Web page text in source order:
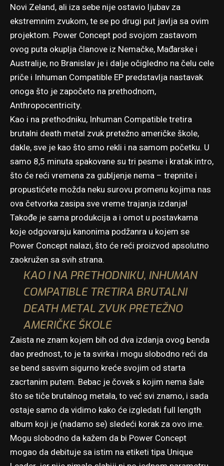
Novi Zeland, ali iza sebe nije ostavio ljubav za
ekstremnim zvukom, te se po drugi put javlja sa ovim
projektom. Power Concept pod svojom zastavom
ovog puta okuplja članove iz Nemačke, Mađarske i
Australije, no Branislav je i dalje očigledno na čelu cele
priče i Inhuman Compatible EP predstavlja nastavak
onoga što je započeto na prethodnom,
Anthropocentricity.
Kao i na prethodniku, Inhuman Compatible tretira
brutalni death metal zvuk pretežno američke škole,
dakle, sve je kao što smo rekli i na samom početku. U
samo 8,5 minuta spakovane su tri pesme i kratak intro,
što će reći vremena za gubljenje nema – trepnite i
propustićete možda neku surovu promenu kojima nas
ova četvorka zasipa sve vreme trajanja izdanja!
Takođe je sama produkcija a i omot u postavkama
koje odgovaraju kanonima podžanra u kojem se
Power Concept nalazi, što će reći proizvod apsolutno
zaokružen sa svih strana.
KAO I NA PRETHODNIKU, INHUMAN
COMPATIBLE TRETIRA BRUTALNI
DEATH METAL ZVUK PRETEŽNO
AMERIČKE ŠKOLE
Zaista ne znam kojem bih od dva izdanja ovog benda
dao prednost, to je ta svirka i mogu slobodno reći da
se bend sasvim sigurno kreće svojim od starta
zacrtanim putem. Bebac je čovek s kojim nema šale
što se tiče brutalnog metala, to već svi znamo, i sada
ostaje samo da vidimo kako će izgledati full length
album koji je (nadamo se) sledeći korak za ovo ime.
Mogu slobodno da kažem da bi Power Concept
mogao da debituje sa istim na etiketi tipa Unique